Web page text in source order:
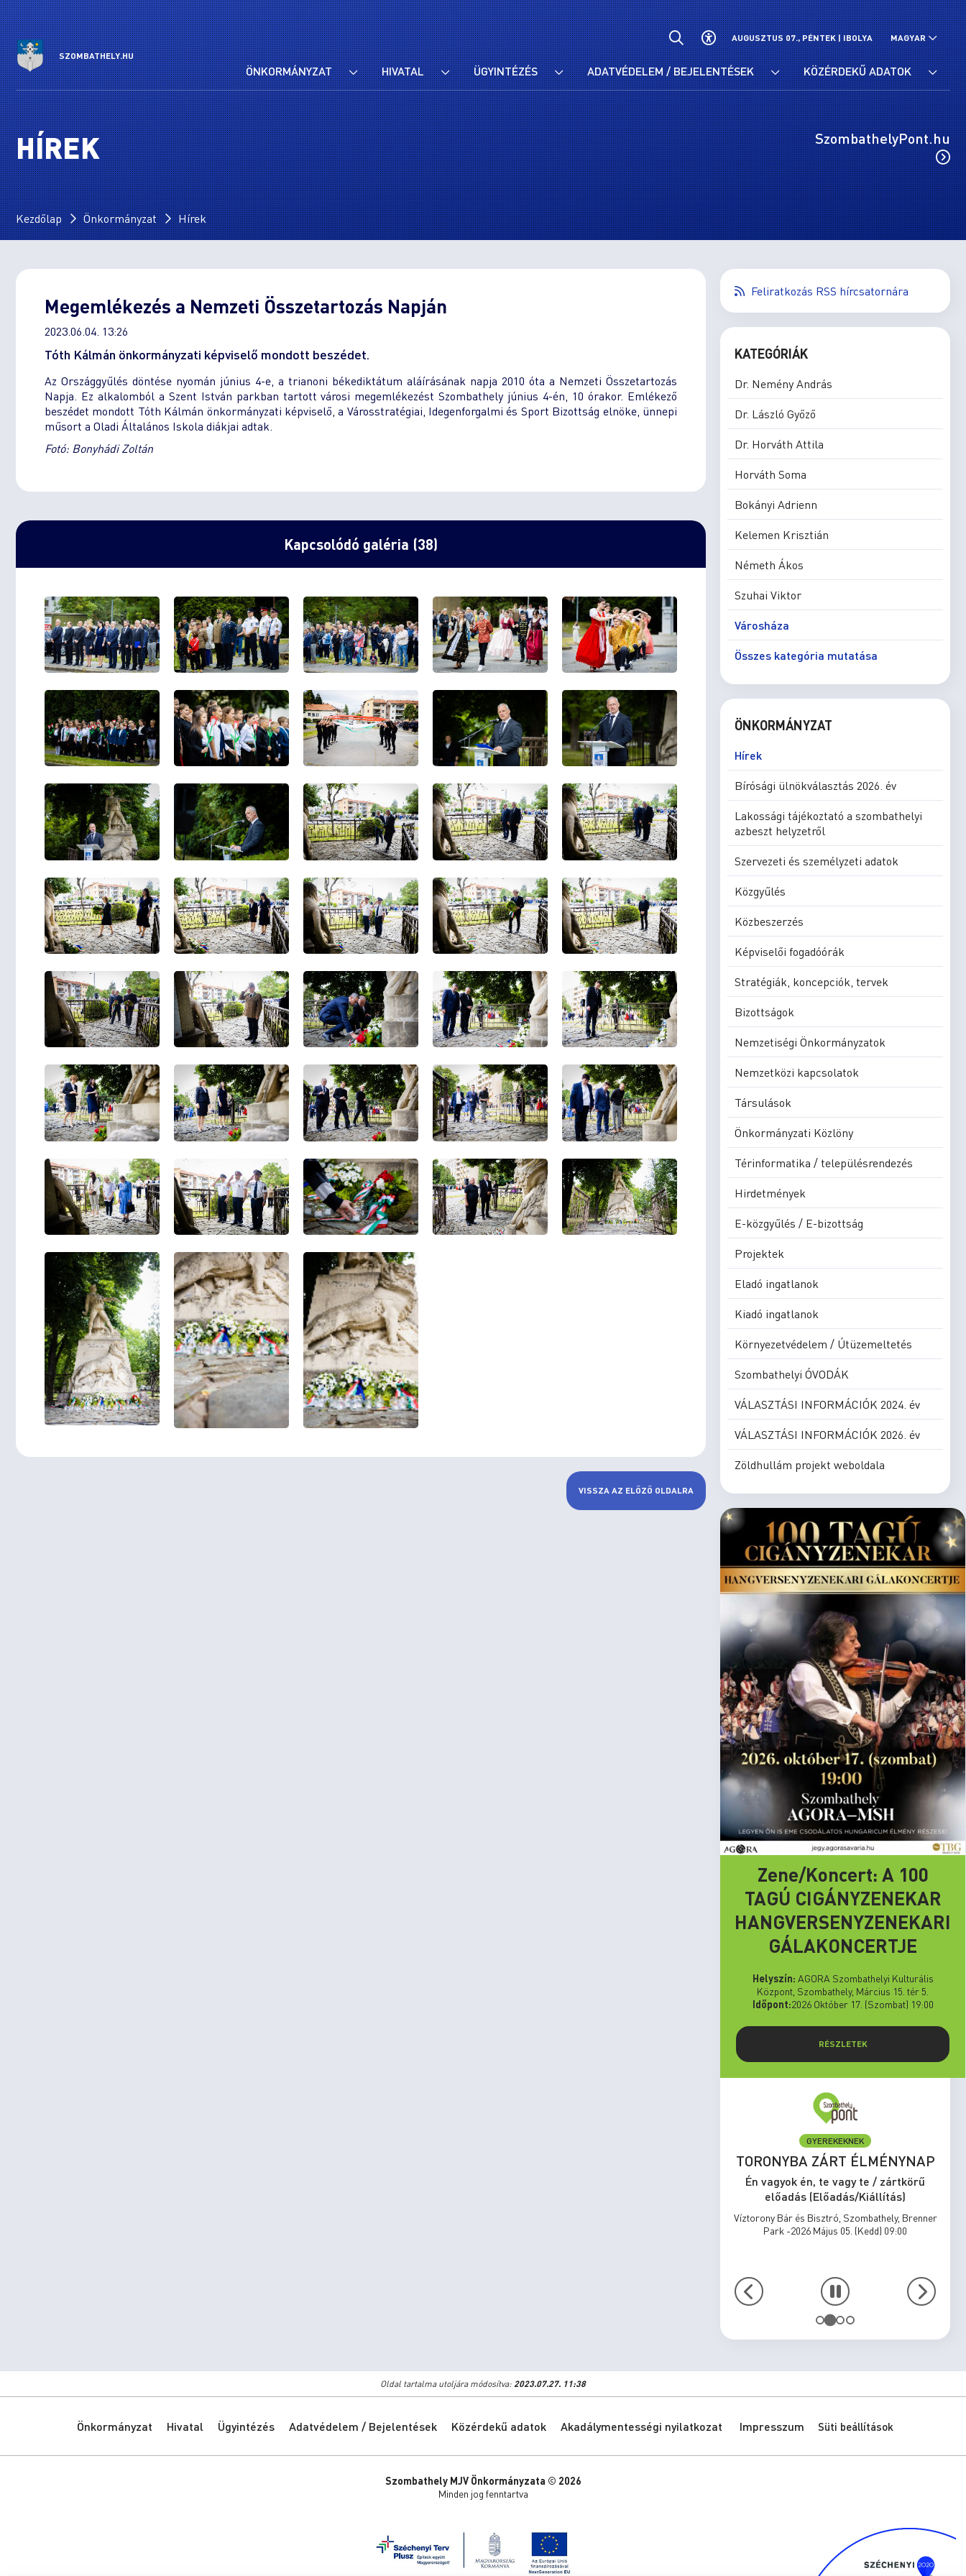
SZOMBATHELY.HU
AUGUSZTUS 07., PÉNTEK |IBOLYA MAGYAR
ÖNKORMÁNYZAT HIVATAL ÜGYINTÉZÉS ADATVÉDELEM / BEJELENTÉSEK KÖZÉRDEKŰ ADATOK
HÍREK SzombathelyPont.hu
Kezdőlap Önkormányzat Hírek
Megemlékezés a Nemzeti Összetartozás Napján
2023.06.04. 13:26
Tóth Kálmán önkormányzati képviselő mondott beszédet.
Az Országgyűlés döntése nyomán június 4-e, a trianoni békediktátum aláírásának napja 2010 óta a Nemzeti Összetartozás
Napja. Ez alkalomból a Szent István parkban tartott városi megemlékezést Szombathely június 4-én, 10 órakor. Emlékező
beszédet mondott Tóth Kálmán önkormányzati képviselő, a Városstratégiai, Idegenforgalmi és Sport Bizottság elnöke, ünnepi
műsort a Oladi Általános Iskola diákjai adtak.
Fotó: Bonyhádi Zoltán
Kapcsolódó galéria (38)
VISSZA AZ ELŐZŐ OLDALRA
Feliratkozás RSS hírcsatornára
KATEGÓRIÁK
Dr. Nemény András
Dr. László Győző
Dr. Horváth Attila
Horváth Soma
Bokányi Adrienn
Kelemen Krisztián
Németh Ákos
Szuhai Viktor
Városháza
Összes kategória mutatása
ÖNKORMÁNYZAT
Hírek
Bírósági ülnökválasztás 2026. év
Lakossági tájékoztató a szombathelyi
azbeszt helyzetről
Szervezeti és személyzeti adatok
Közgyűlés
Közbeszerzés
Képviselői fogadóórák
Stratégiák, koncepciók, tervek
Bizottságok
Nemzetiségi Önkormányzatok
Nemzetközi kapcsolatok
Társulások
Önkormányzati Közlöny
Térinformatika / településrendezés
Hirdetmények
E-közgyűlés / E-bizottság
Projektek
Eladó ingatlanok
Kiadó ingatlanok
Környezetvédelem / Útüzemeltetés
Szombathelyi ÓVODÁK
VÁLASZTÁSI INFORMÁCIÓK 2024. év
VÁLASZTÁSI INFORMÁCIÓK 2026. év
Zöldhullám projekt weboldala
Zene/Koncert: A 100
TAGÚ CIGÁNYZENEKAR
HANGVERSENYZENEKARI
GÁLAKONCERTJE
Helyszín: AGORA Szombathelyi Kulturális
Központ, Szombathely, Március 15. tér 5.
Időpont:2026 Október 17. (Szombat) 19:00
RÉSZLETEK
GYEREKEKNEK
TORONYBA ZÁRT ÉLMÉNYNAP
Én vagyok én, te vagy te / zártkörű
előadás (Előadás/Kiállítás)
Víztorony Bár és Bisztró, Szombathely, Brenner
Park -2026 Május 05. (Kedd) 09:00
Oldal tartalma utoljára módosítva: 2023.07.27. 11:38
Önkormányzat Hivatal Ügyintézés Adatvédelem / Bejelentések Közérdekű adatok Akadálymentességi nyilatkozat Impresszum Süti beállítások
Szombathely MJV Önkormányzata © 2026
Minden jog fenntartva